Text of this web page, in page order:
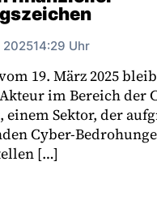
202514:29 Uhr
19. März 2025
im Bereich der
einem Sektor, der
Cyber-
[…]